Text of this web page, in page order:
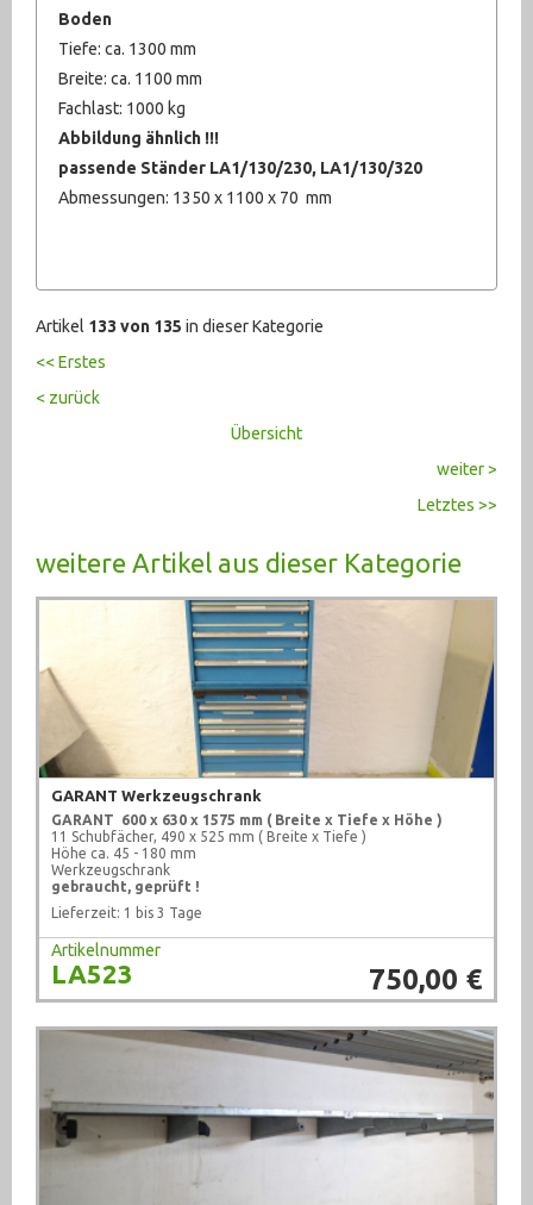
Werkzeug (678)
Boden
Tiefe: ca. 1300 mm
Breite: ca. 1100 mm
Fachlast: 1000 kg
Abbildung ähnlich !!!
passende Ständer LA1/130/230, LA1/130/320
Abmessungen: 1350 x 1100 x 70 mm
Artikel 133 von 135 in dieser Kategorie
<< Erstes
< zurück
Übersicht
weiter >
Letztes >>
weitere Artikel aus dieser Kategorie
GARANT Werkzeugschrank
GARANT
600 x 630 x 1575 mm ( Breite x Tiefe x Höhe )
11 Schubfächer, 490 x 525 mm ( Breite x Tiefe )
Höhe ca. 45 - 180 mm
Werkzeugschrank
gebraucht, geprüft !
Lieferzeit: 1 bis 3 Tage
Artikelnummer
LA523 750,00 €